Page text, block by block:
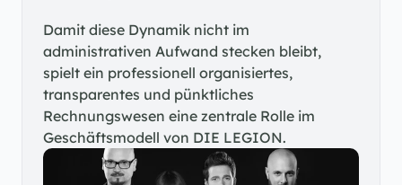
Damit diese Dynamik nicht im
administrativen Aufwand stecken bleibt,
spielt ein professionell organisiertes,
transparentes und pünktliches
Rechnungswesen eine zentrale Rolle im
Geschäftsmodell von DIE LEGION.